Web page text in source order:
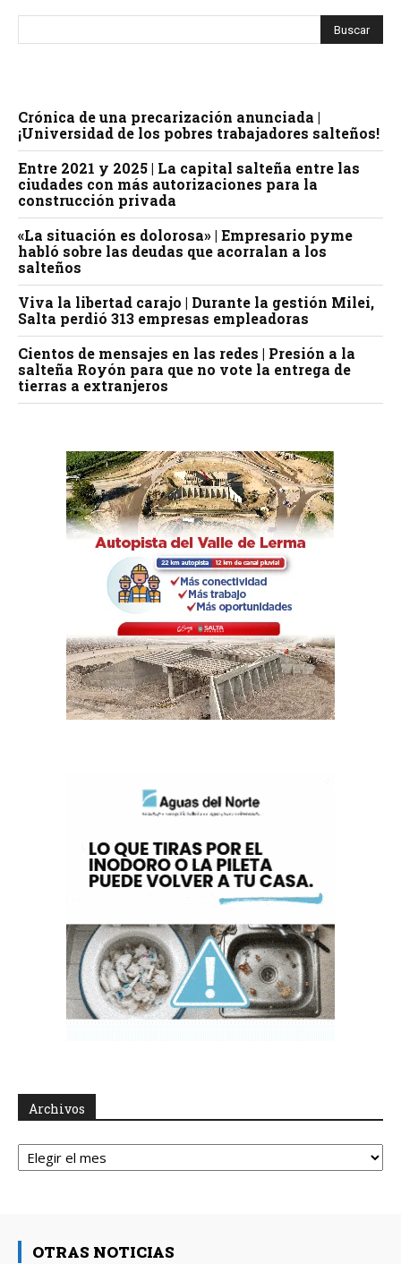
Crónica de una precarización anunciada |
¡Universidad de los pobres trabajadores salteños!
Entre 2021 y 2025 | La capital salteña entre las
ciudades con más autorizaciones para la
construcción privada
«La situación es dolorosa» | Empresario pyme
habló sobre las deudas que acorralan a los
salteños
Viva la libertad carajo | Durante la gestión Milei,
Salta perdió 313 empresas empleadoras
Cientos de mensajes en las redes | Presión a la
salteña Royón para que no vote la entrega de
tierras a extranjeros
Archivos
Archivos
OTRAS NOTICIAS